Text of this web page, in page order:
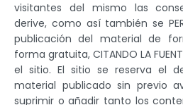
visitantes del mismo las
derive, como así también se
publicación del material de
forma gratuita, CITANDO LA
el sitio. El sitio se reserva el
material publicado sin previo
suprimir o añadir tanto los